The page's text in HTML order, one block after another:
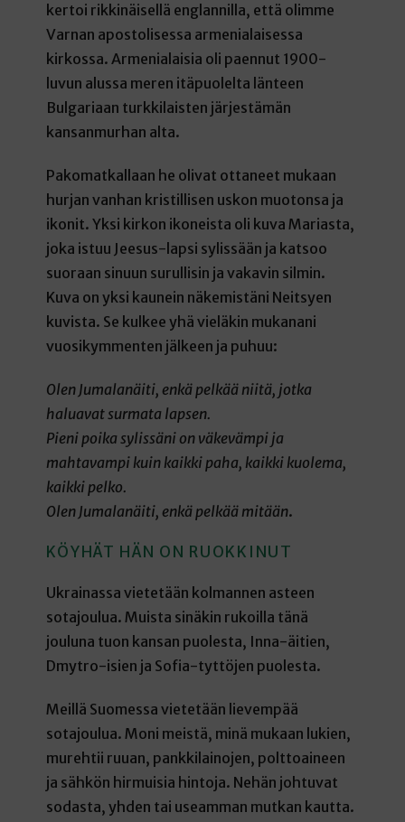
kertoi rikkinäisellä englannilla, että olimme
Varnan apostolisessa armenialaisessa
kirkossa. Armenialaisia oli paennut 1900-
luvun alussa meren itäpuolelta länteen
Bulgariaan turkkilaisten järjestämän
kansanmurhan alta.
Pakomatkallaan he olivat ottaneet mukaan
hurjan vanhan kristillisen uskon muotonsa ja
ikonit. Yksi kirkon ikoneista oli kuva Mariasta,
joka istuu Jeesus-lapsi sylissään ja katsoo
suoraan sinuun surullisin ja vakavin silmin.
Kuva on yksi kaunein näkemistäni Neitsyen
kuvista. Se kulkee yhä vieläkin mukanani
vuosikymmenten jälkeen ja puhuu:
Olen Jumalanäiti, enkä pelkää niitä, jotka
haluavat surmata lapsen.
Pieni poika sylissäni on väkevämpi ja
mahtavampi kuin kaikki paha, kaikki kuolema,
kaikki pelko.
Olen Jumalanäiti, enkä pelkää mitään.
KÖYHÄT HÄN ON RUOKKINUT
Ukrainassa vietetään kolmannen asteen
sotajoulua. Muista sinäkin rukoilla tänä
jouluna tuon kansan puolesta, Inna-äitien,
Dmytro-isien ja Sofia-tyttöjen puolesta.
Meillä Suomessa vietetään lievempää
sotajoulua. Moni meistä, minä mukaan lukien,
murehtii ruuan, pankkilainojen, polttoaineen
ja sähkön hirmuisia hintoja. Nehän johtuvat
sodasta, yhden tai useamman mutkan kautta.